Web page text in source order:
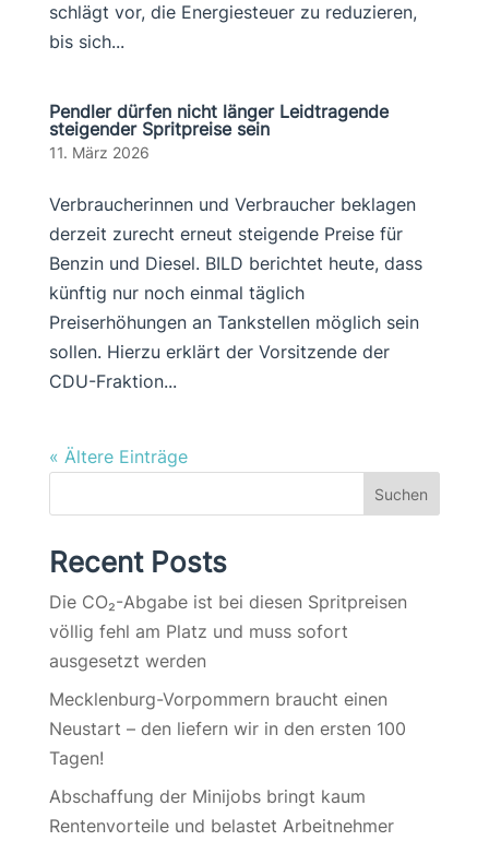
schlägt vor, die Energiesteuer zu reduzieren,
bis sich...
Pendler dürfen nicht länger Leidtragende
steigender Spritpreise sein
11. März 2026
Verbraucherinnen und Verbraucher beklagen
derzeit zurecht erneut steigende Preise für
Benzin und Diesel. BILD berichtet heute, dass
künftig nur noch einmal täglich
Preiserhöhungen an Tankstellen möglich sein
sollen. Hierzu erklärt der Vorsitzende der
CDU-Fraktion...
« Ältere Einträge
Suchen
Recent Posts
Die CO₂-Abgabe ist bei diesen Spritpreisen
völlig fehl am Platz und muss sofort
ausgesetzt werden
Mecklenburg-Vorpommern braucht einen
Neustart – den liefern wir in den ersten 100
Tagen!
Abschaffung der Minijobs bringt kaum
Rentenvorteile und belastet Arbeitnehmer